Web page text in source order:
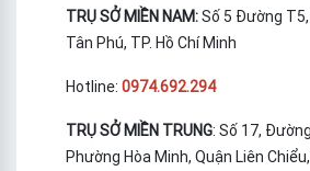
TRỤ SỞ MIỀN NAM:Số 5 Đường T5,
Tân Phú, TP. Hồ Chí Minh
Hotline: 0974.692.294
TRỤ SỞ MIỀN TRUNG: Số 17,
Phường Hòa Minh, Quận Liên